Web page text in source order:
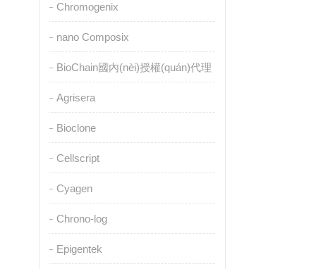
Chromogenix
nano Composix
BioChain國內(nèi)授權(quán)代理
Agrisera
Bioclone
Cellscript
Cyagen
Chrono-log
Epigentek